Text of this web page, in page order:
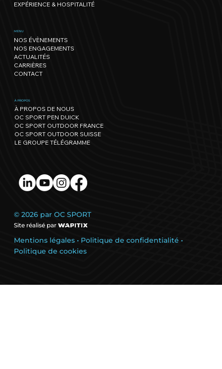
Du rêve à la victoire, tout est
devenu réel
EXPÉRIENCE & HOSPITALITÉ
MENU
NOS ÉVÈNEMENTS
NOS ENGAGEMENTS
ACTUALITÉS
CARRIÈRES
CONTACT
À PROPOS
À PROPOS DE NOUS
OC SPORT PEN DUICK
OC SPORT OUTDOOR FRANCE
OC SPORT OUTDOOR SUISSE
LE GROUPE TÉLÉGRAMME
© 2026 par OC SPORT
Site réalisé par
Mentions légales • Politique de confidentialité •
Politique de cookies